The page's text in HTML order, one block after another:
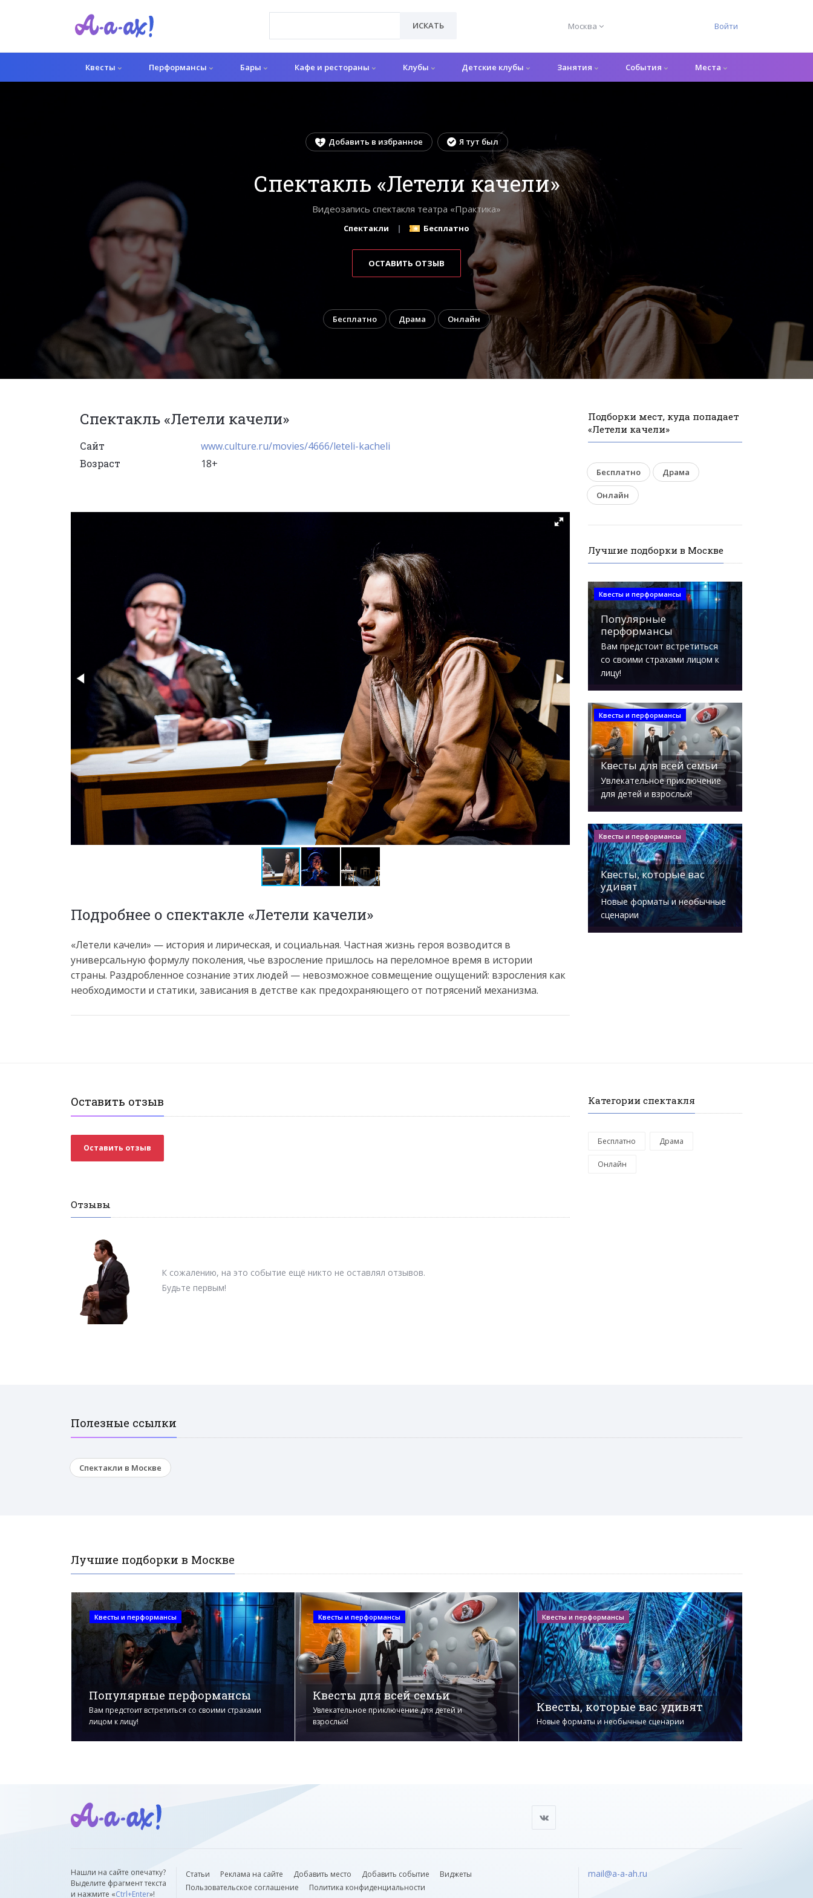
ИСКАТЬ Москва Войти
Квесты Перформансы Бары Кафе и рестораны Клубы Детские клубы Занятия События Места
Добавить в избранное Я тут был
Спектакль «Летели качели»
Видеозапись спектакля театра «Практика»
Спектакли Бесплатно
ОСТАВИТЬ ОТЗЫВ
Бесплатно Драма Онлайн
Спектакль «Летели качели»
Сайт www.culture.ru/movies/4666/leteli-kacheli
Возраст 18+
Подробнее о спектакле «Летели качели»
«Летели качели» — история и лирическая, и социальная. Частная жизнь героя возводится в
универсальную формулу поколения, чье взросление пришлось на переломное время в истории
страны. Раздробленное сознание этих людей — невозможное совмещение ощущений: взросления как
необходимости и статики, зависания в детстве как предохраняющего от потрясений механизма.
Подборки мест, куда попадает
«Летели качели»
Бесплатно Драма
Онлайн
Лучшие подборки в Москве
Квесты и перформансы
Популярные
перформансы
Вам предстоит встретиться
со своими страхами лицом к
лицу!
Квесты и перформансы
Квесты для всей семьи
Увлекательное приключение
для детей и взрослых!
Квесты и перформансы
Квесты, которые вас
удивят
Новые форматы и необычные
сценарии
Оставить отзыв
Оставить отзыв
Отзывы
К сожалению, на это событие ещё никто не оставлял отзывов.
Будьте первым!
Категории спектакля
Бесплатно Драма
Онлайн
Полезные ссылки
Спектакли в Москве
Лучшие подборки в Москве
Квесты и перформансы
Популярные перформансы
Вам предстоит встретиться со своими страхами
лицом к лицу!
Квесты и перформансы
Квесты для всей семьи
Увлекательное приключение для детей и
взрослых!
Квесты и перформансы
Квесты, которые вас удивят
Новые форматы и необычные сценарии
Нашли на сайте опечатку?
Выделите фрагмент текста
и нажмите «Ctrl+Enter»!
Статьи Реклама на сайте Добавить место Добавить событие
Виджеты
Пользовательское соглашение
Политика конфиденциальности
mail@a-a-ah.ru